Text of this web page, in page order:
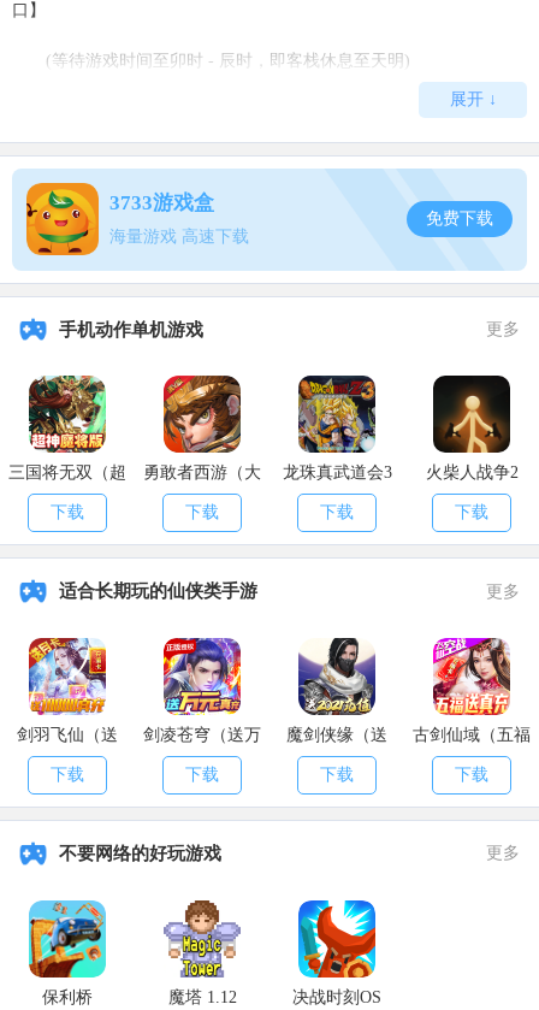
口】
(等待游戏时间至卯时 - 辰时，即客栈休息至天明)
一开始我们一直跟着流程走，中间有一段抓翠翠的任务限时30秒
之后我们到村中和葛叔对话会触发两种选择：
(1)【解释一番】：(你在村民中的威望降低了!)
(2)【沉默不语】：(无影响)
(1)【劝阻】：
【替人赔罪】：(你在村民中的威望增加了!)，选择【你!】(建议
选这个，少女好感可刷)
【作壁上观】：
(2)【旁观】：(绿衫少女对你的好感提升了!)
之后继续跟着流程走即可，任务完成获得【声望】×4、【阅历】
×10000
以上就是 小编整理的 烟雨江湖野狼谷其一任务玩法攻略的
全部内容，希望大家喜欢。
展开 ↓
3733游戏盒
海量游戏 高速下载
免费下载
手机动作单机游戏 更多
三国将无双（超
神魔将版）
下载
勇敢者西游（大
乱斗）
下载
龙珠真武道会3
下载
火柴人战争2
下载
适合长期玩的仙侠类手游 更多
剑羽飞仙（送
10000真充）
下载
剑凌苍穹（送万
元真充）
下载
魔剑侠缘（送
2021充值）
下载
古剑仙域（五福
送真充）
下载
不要网络的好玩游戏 更多
保利桥 魔塔 1.12 决战时刻OS